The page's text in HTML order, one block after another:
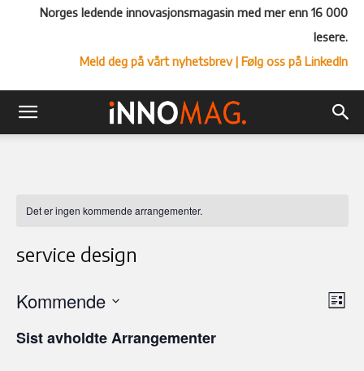
Norges ledende innovasjonsmagasin med mer enn 16 000
lesere.
Meld deg på vårt nyhetsbrev| Følg oss på LinkedIn
Det er ingen kommende arrangementer.
service design
Liste
Kommende
Sist avholdte Arrangementer